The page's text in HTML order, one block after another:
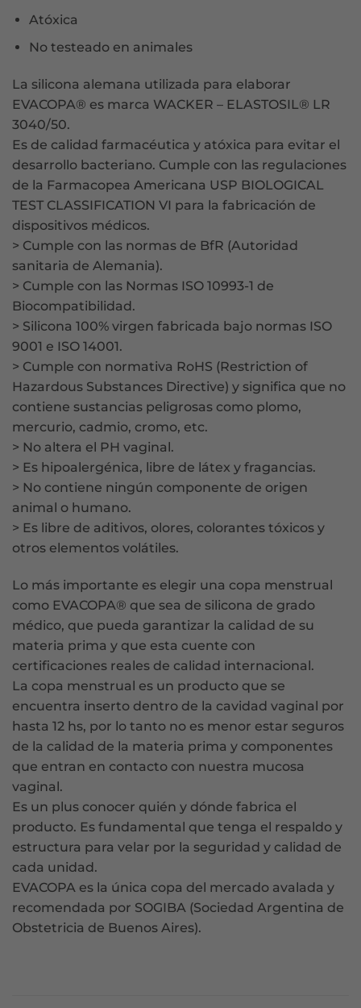
Atóxica
No testeado en animales
La silicona alemana utilizada para elaborar
EVACOPA® es marca WACKER – ELASTOSIL® LR
3040/50.
Es de calidad farmacéutica y atóxica para evitar el
desarrollo bacteriano. Cumple con las regulaciones
de la Farmacopea Americana USP BIOLOGICAL
TEST CLASSIFICATION VI para la fabricación de
dispositivos médicos.
> Cumple con las normas de BfR (Autoridad
sanitaria de Alemania).
> Cumple con las Normas ISO 10993-1 de
Biocompatibilidad.
> Silicona 100% virgen fabricada bajo normas ISO
9001 e ISO 14001.
> Cumple con normativa RoHS (Restriction of
Hazardous Substances Directive) y significa que no
contiene sustancias peligrosas como plomo,
mercurio, cadmio, cromo, etc.
> No altera el PH vaginal.
> Es hipoalergénica, libre de látex y fragancias.
> No contiene ningún componente de origen
animal o humano.
> Es libre de aditivos, olores, colorantes tóxicos y
otros elementos volátiles.
Lo más importante es elegir una copa menstrual
como EVACOPA® que sea de silicona de grado
médico, que pueda garantizar la calidad de su
materia prima y que esta cuente con
certificaciones reales de calidad internacional.
La copa menstrual es un producto que se
encuentra inserto dentro de la cavidad vaginal por
hasta 12 hs, por lo tanto no es menor estar seguros
de la calidad de la materia prima y componentes
que entran en contacto con nuestra mucosa
vaginal.
Es un plus conocer quién y dónde fabrica el
producto. Es fundamental que tenga el respaldo y
estructura para velar por la seguridad y calidad de
cada unidad.
EVACOPA es la única copa del mercado avalada y
recomendada por SOGIBA (Sociedad Argentina de
Obstetricia de Buenos Aires).